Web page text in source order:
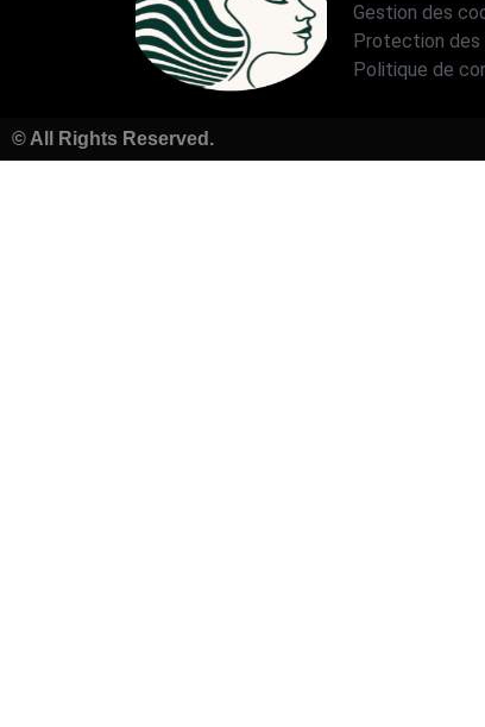
Gestion des
Protection des
Politique de
© All Rights Reserved.